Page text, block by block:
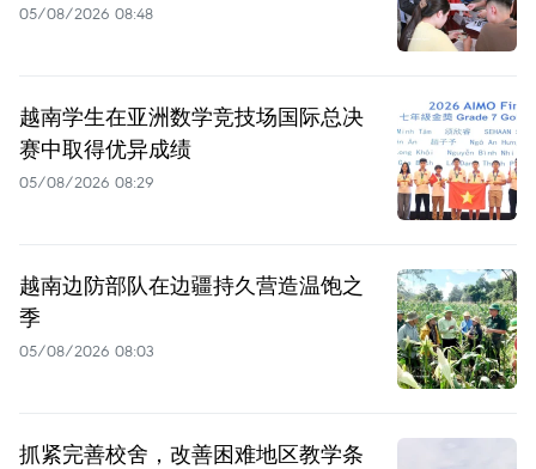
05/08/2026 08:48
越南学生在亚洲数学竞技场国际总决
赛中取得优异成绩
05/08/2026 08:29
越南边防部队在边疆持久营造温饱之
季
05/08/2026 08:03
抓紧完善校舍，改善困难地区教学条